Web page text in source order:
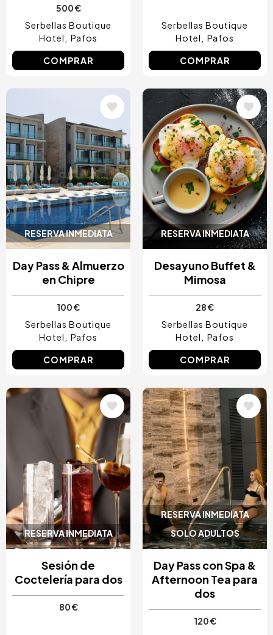
500 €
Serbellas Boutique
Hotel
Pafos
COMPRAR
Serbellas Boutique
Hotel
Pafos
COMPRAR
RESERVA INMEDIATA
Day Pass & Almuerzo
en Chipre
100 €
Serbellas Boutique
Hotel
Pafos
COMPRAR
RESERVA INMEDIATA
Image
Desayuno Buffet &
Mimosa
28 €
Serbellas Boutique
Hotel
Pafos
COMPRAR
RESERVA INMEDIATA
Image
Sesión de
Coctelería para dos
80 €
RESERVA INMEDIATA
SOLO ADULTOS
Image
Day Pass con Spa &
Afternoon Tea para
dos
120 €